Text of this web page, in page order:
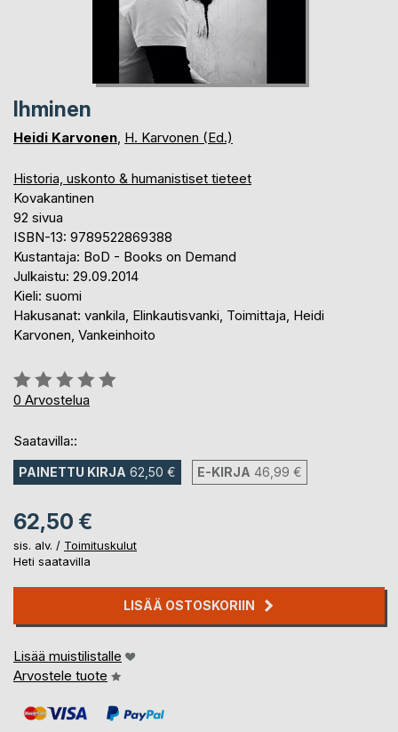
Ihminen
Heidi Karvonen, H. Karvonen (Ed.)
Historia, uskonto & humanistiset tieteet
Kovakantinen
92 sivua
ISBN-13: 9789522869388
Kustantaja: BoD - Books on Demand
Julkaistu: 29.09.2014
Kieli: suomi
Hakusanat: vankila, Elinkautisvanki, Toimittaja, Heidi
Karvonen, Vankeinhoito
Arvostelu::
0%
0 Arvostelua
Saatavilla::
PAINETTU KIRJA 62,50 € E-KIRJA 46,99 €
62,50 €
sis. alv. / Toimituskulut
Heti saatavilla
LISÄÄ OSTOSKORIIN
Lisää muistilistalle
Arvostele tuote